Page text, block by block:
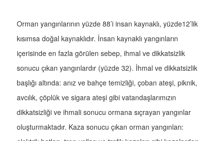
Orman yangınlarının yüzde 88’i insan kaynaklı, yüzde12’lik
kısımsa doğal kaynaklıdır. İnsan kaynaklı yangınların
içerisinde en fazla görülen sebep, ihmal ve dikkatsizlik
sonucu çıkan yangınlardır (yüzde 32). İhmal ve dikkatsizlik
başlığı altında: anız ve bahçe temizliği, çoban ateşi, piknik,
avcılık, çöplük ve sigara ateşi gibi vatandaşlarımızın
dikkatsizliği ve ihmali sonucu ormana sıçrayan yangınlar
oluşturmaktadır. Kaza sonucu çıkan orman yangınları: